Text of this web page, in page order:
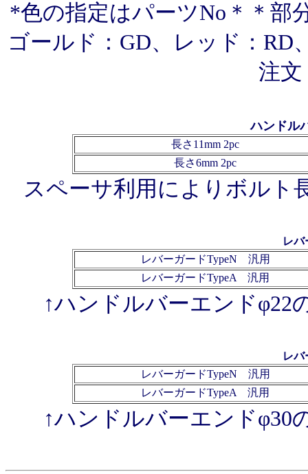
*色の指定はパーツNo＊＊部
ゴールド：GD、レッド：RD
注
ハンドル
長さ11mm 2pc
長さ6mm 2pc
スペーサ利用によりボルト
レバ
レバーガードTypeN 汎用
レバーガードTypeA 汎用
↑ハンドルバーエンドφ22
レバ
レバーガードTypeN 汎用
レバーガードTypeA 汎用
↑ハンドルバーエンドφ30